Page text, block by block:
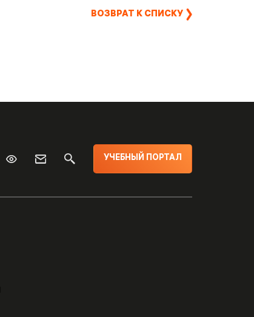
ВОЗВРАТ К СПИСКУ
УЧЕБНЫЙ ПОРТАЛ